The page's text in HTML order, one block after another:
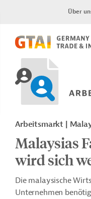
Über
Arbeitsmarkt |
Malaysias
wird sich
Die malaysische
Unternehmen